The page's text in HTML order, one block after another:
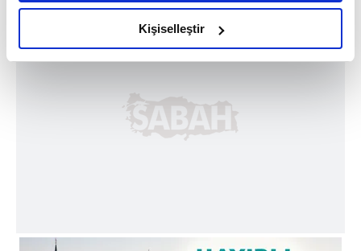
amacımızın size daha iyi bir reklam deneyimi sunmak
olduğunu ve sizlere en iyi içerikleri sunabilmek adına
elimizden gelen çabayı gösterdiğimizi ve bu noktada,
reklamların maliyetlerimizi karşılamak noktasında tek gelir
Her halükârda, kullanıcılar, bu çerezlere izin vermedikleri
takdirde, kullanıcılara hedefli reklamlar
kullanılmaktadır. Bu çerezler vasıtasıyla çeşitli kişisel
Kişiselleştir